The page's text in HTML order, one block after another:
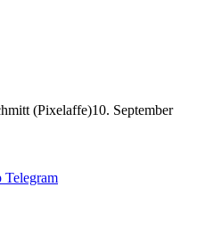
(Pixelaffe)10. September
Telegram